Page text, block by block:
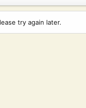
try again later.